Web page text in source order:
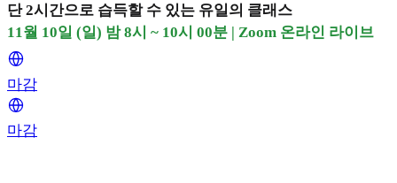
단 2시간으로 습득할 수 있는 유일의 클래스
11월 10일 (일) 밤 8시 ~ 10시 00분 | Zoom 온라인 라이브
마감
마감